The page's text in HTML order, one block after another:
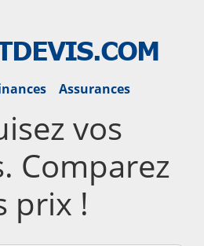
Assurances
vos
Comparez
prix !